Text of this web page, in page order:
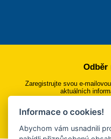
Odběr
Zaregistrujte svou e-
aktuálních
Přihlásit
Informace o cookies!
Abychom vám usnadnili